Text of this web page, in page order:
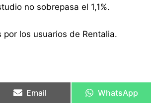
no sobrepasa el 1,1%.
los usuarios de Rentalia.
Email WhatsApp